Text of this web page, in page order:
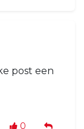
post een
0